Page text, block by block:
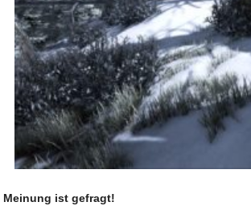
Meinung ist gefragt!